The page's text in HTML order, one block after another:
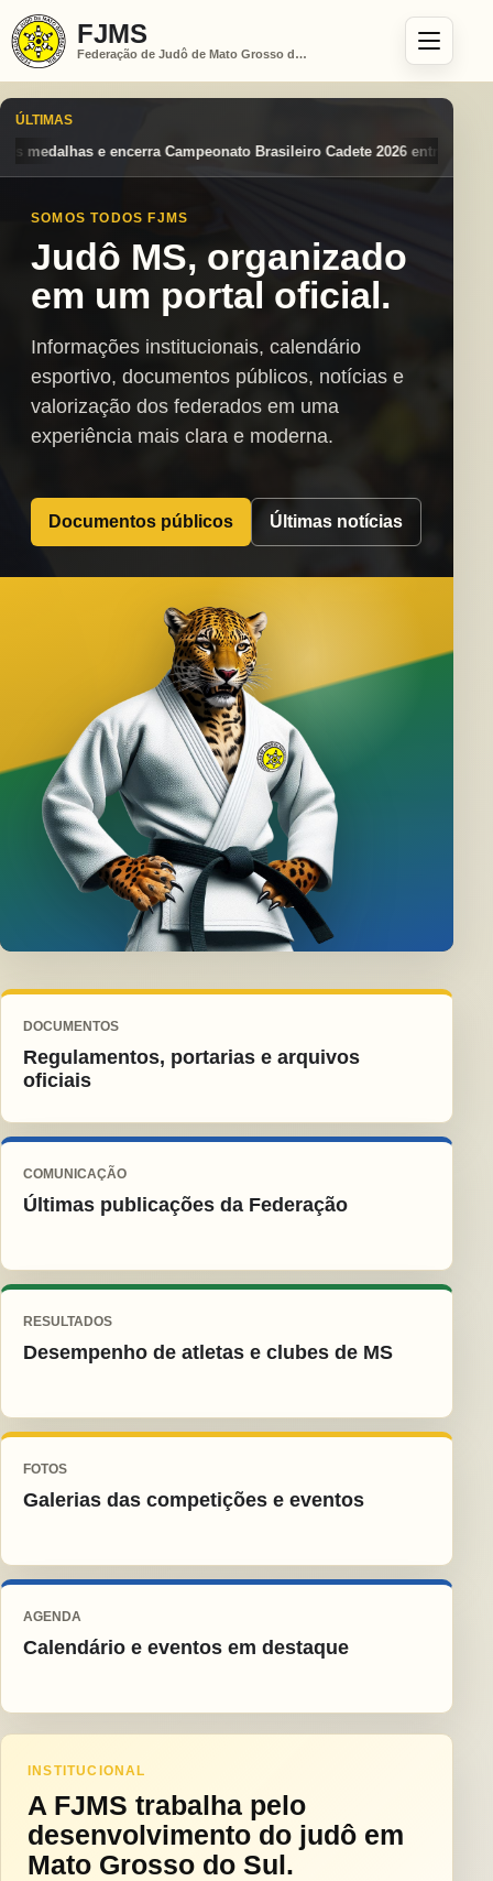
FJMS
Federação de Judô de Mato Grosso do Sul
ÚLTIMAS
Brasileiro Cadete 2026 entre os destaques nacionais Mato Grosso
SOMOS TODOS FJMS
Judô MS, organizado
em um portal oficial.
Informações institucionais, calendário
esportivo, documentos públicos, notícias e
valorização dos federados em uma
experiência mais clara e moderna.
Documentos públicos Últimas notícias
DOCUMENTOS
Regulamentos, portarias e arquivos
oficiais
COMUNICAÇÃO
Últimas publicações da Federação
RESULTADOS
Desempenho de atletas e clubes de MS
FOTOS
Galerias das competições e eventos
AGENDA
Calendário e eventos em destaque
INSTITUCIONAL
A FJMS trabalha pelo
desenvolvimento do judô em
Mato Grosso do Sul.